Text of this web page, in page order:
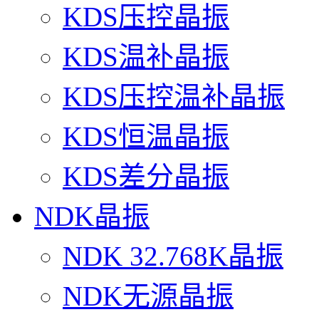
KDS压控晶振
KDS温补晶振
KDS压控温补晶振
KDS恒温晶振
KDS差分晶振
NDK晶振
NDK 32.768K晶振
NDK无源晶振